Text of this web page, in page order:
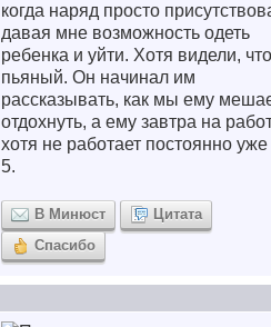
когда наряд просто
давая мне возможность одеть
ребенка и уйти. Хотя видели,
пьяный. Он начинал им
рассказывать, как мы ему
отдохнуть, а ему завтра на
хотя не работает постоянно уже
5.
В Минюст
Цитата
Спасибо